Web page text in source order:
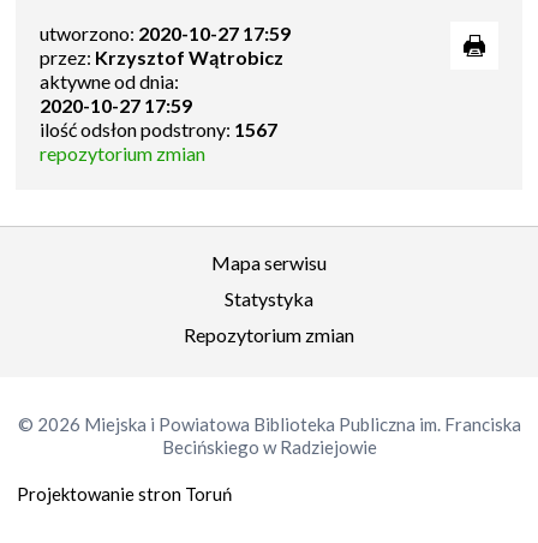
utworzono: 2020-10-27 17:59
przez: Krzysztof Wątrobicz
aktywne od dnia:
2020-10-27 17:59
ilość odsłon podstrony: 1567
repozytorium zmian
Mapa serwisu
Statystyka
Repozytorium zmian
© 2026 Miejska i Powiatowa Biblioteka Publiczna im. Franciska
Becińskiego w Radziejowie
Projektowanie stron Toruń